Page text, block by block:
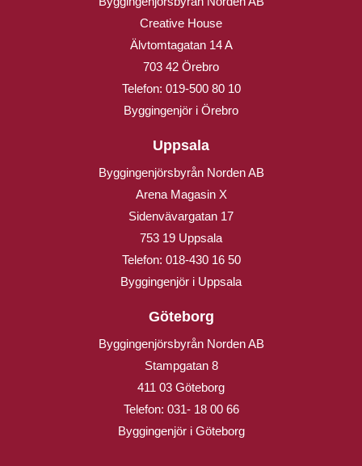
Creative House
Älvtomtagatan 14 A
703 42 Örebro
Telefon: 019-500 80 10
Byggingenjör i Örebro
Uppsala
Byggingenjörsbyrån Norden AB
Arena Magasin X
Sidenvävargatan 17
753 19 Uppsala
Telefon: 018-430 16 50
Byggingenjör i Uppsala
Göteborg
Byggingenjörsbyrån Norden AB
Stampgatan 8
411 03 Göteborg
Telefon: 031- 18 00 66
Byggingenjör i Göteborg